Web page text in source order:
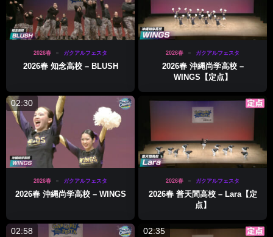
2026春 ガクアルフェスタ
2026春 知念高校 – BLUSH
2026春 ガクアルフェスタ
2026春 沖縄尚学高校 –
WINGS【定点】
02:30
2026春 ガクアルフェスタ
2026春 沖縄尚学高校 – WINGS
2026春 ガクアルフェスタ
2026春 普天間高校 – Lara【定
点】
02:58 02:35